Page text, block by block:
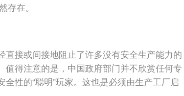
存在。
直接或间接地阻止了许多没有安全生产能力的
值得注意的是，中国政府部门并不欣赏任何专
性的“聪明”玩家。这也是必须由生产工厂启